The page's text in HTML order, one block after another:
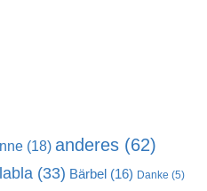
(18) anderes (62)
(33) Bärbel (16) Danke (5)